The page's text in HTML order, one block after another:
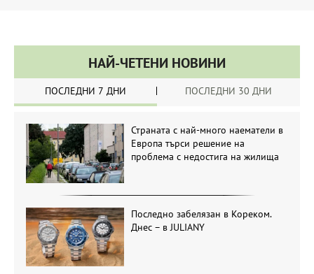
НАЙ-ЧЕТЕНИ НОВИНИ
ПОСЛЕДНИ 7 ДНИ ПОСЛЕДНИ 30 ДНИ
Страната с най-много наематели в
Европа търси решение на
проблема с недостига на жилища
Последно забелязан в Кореком.
Днес – в JULIANY